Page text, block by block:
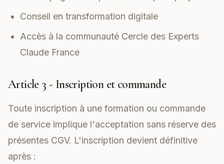
Conseil en transformation digitale
Accès à la communauté Cercle des Experts
Claude France
Article 3 - Inscription et commande
Toute inscription à une formation ou commande
de service implique l'acceptation sans réserve des
présentes CGV. L'inscription devient définitive
après :